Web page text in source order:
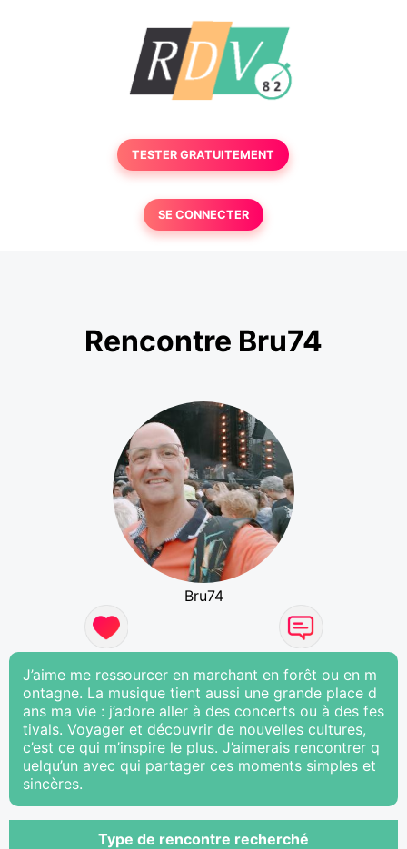
TESTER GRATUITEMENT
SE CONNECTER
Rencontre Bru74
Bru74
J’aime me ressourcer en marchant en forêt ou en m
ontagne. La musique tient aussi une grande place d
ans ma vie : j’adore aller à des concerts ou à des fes
tivals. Voyager et découvrir de nouvelles cultures,
c’est ce qui m’inspire le plus. J’aimerais rencontrer q
uelqu’un avec qui partager ces moments simples et
sincères.
Type de rencontre recherché